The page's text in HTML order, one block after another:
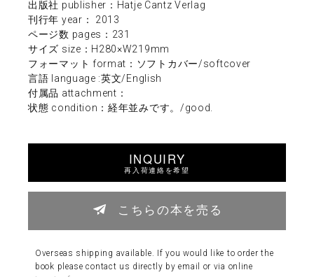
出版社 publisher：Hatje Cantz Verlag
刊行年 year： 2013
ページ数 pages：231
サイズ size：H280×W219mm
フォーマット format：ソフトカバー/softcover
言語 language :英文/English
付属品 attachment：
状態 condition：経年並みです。/good.
INQUIRY
再入荷連絡を希望
こちらの本を売る
Overseas shipping available. If you would like to order the
book please contact us directly by email or via online